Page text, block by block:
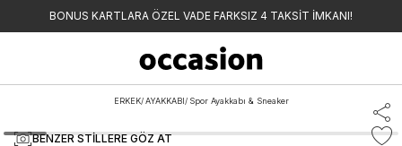
BONUS KARTLARA ÖZEL VADE FARKSIZ 4 TAKSİT İMKANI!
ERKEK/ AYAKKABI/ Spor Ayakkabı & Sneaker
BENZER STILLERE GÖZ AT